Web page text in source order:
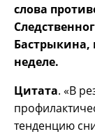
слова
Бастрыкина,
неделе.
Цитата. «В
тенденцию